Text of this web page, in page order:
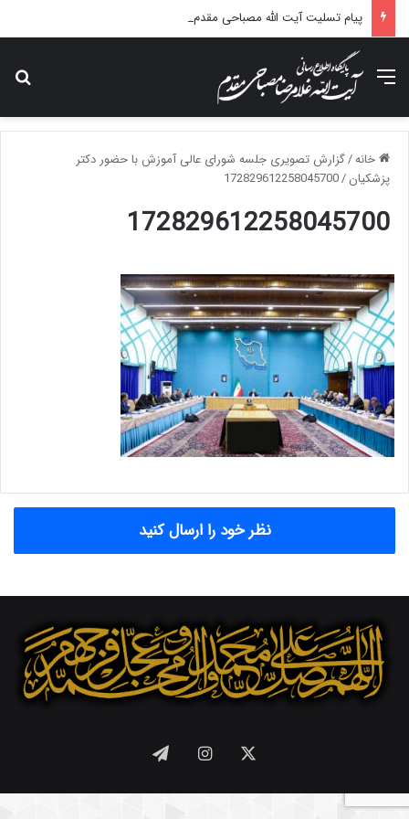
منو
خانه/گزارش تصویری جلسه شورای عالی آموزش با حضور دکتر
پزشکیان/
172829612258045700
172829612258045700
نظر خود را ارسال کنید
اینستاگرام